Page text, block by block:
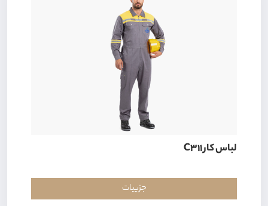
لباس کار C311
جزییات